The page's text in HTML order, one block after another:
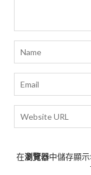
在瀏覽器中儲存顯